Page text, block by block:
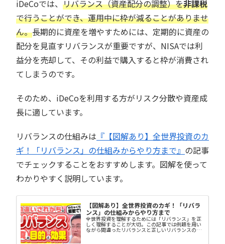
iDeCoでは、 リバランス（資産配分の調整）を非課税
で行うことができ、運用中に枠が減ることがありませ
ん。長期的に資産を増やすためには、定期的に資産の
配分を見直すリバランスが重要ですが、NISAでは利
益分を売却して、その利益で購入すると枠が消費され
てしまうのです。
そのため、iDeCoを利用する方がリスク分散や資産成
長に適しています。
リバランスの仕組みは 『【図解あり】全世界投資のカ
ギ！「リバランス」の仕組みからやり方まで』 の記事
でチェックすることをおすすめします。図解を使って
わかりやすく説明しています。
【図解あり】全世界投資のカギ！「リバラ
ンス」の仕組みからやり方まで
全世界投資を理解するためには「リバランス」を正
しく理解することが大切。この記事では例題を用い
ながら間違ったリバランスと正しいリバランスの考
え方を解説しています。